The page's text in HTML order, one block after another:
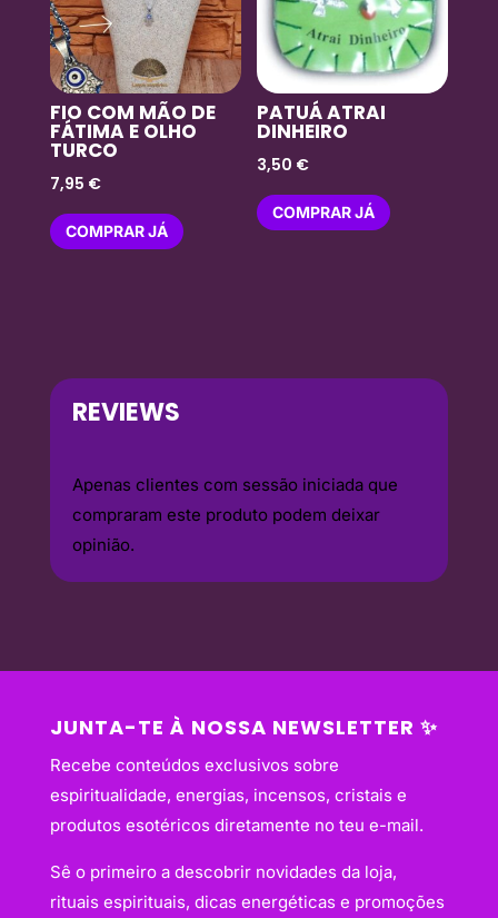
FIO COM MÃO DE
FÁTIMA E OLHO
TURCO
7,95 €
COMPRAR JÁ
PATUÁ ATRAI
DINHEIRO
3,50 €
COMPRAR JÁ
REVIEWS
Apenas clientes com sessão iniciada que
compraram este produto podem deixar
opinião.
JUNTA-TE À NOSSA NEWSLETTER ✨
Recebe conteúdos exclusivos sobre
espiritualidade, energias, incensos, cristais e
produtos esotéricos diretamente no teu e-mail.
Sê o primeiro a descobrir novidades da loja,
rituais espirituais, dicas energéticas e promoções